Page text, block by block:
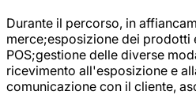
Durante il percorso, in
merce;esposizione dei prodotti
POS;gestione delle diverse
ricevimento all'esposizione e
comunicazione con il cliente,